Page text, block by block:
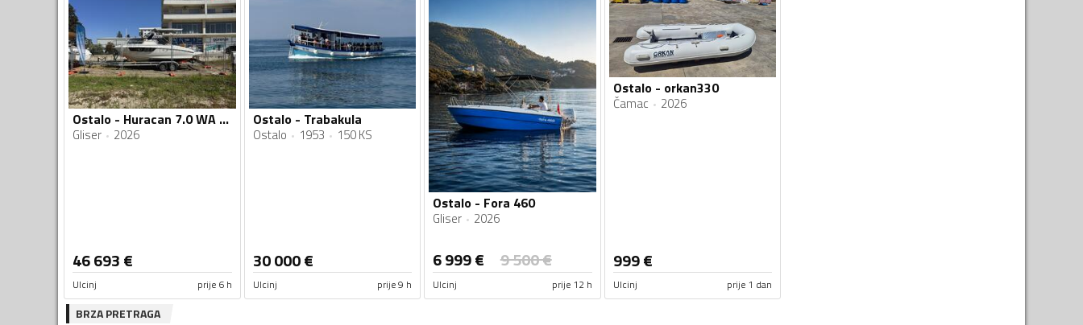
Ostalo - Huracan 7.0 WA Prua Al Vento Italy
Gliser 2026
46 693€
Ulcinj prije 6 h
Ostalo - Trabakula
Ostalo 1953 150 KS
30 000€
Ulcinj prije 9 h
Ostalo - Fora 460
Gliser 2026
6 999€ 9 500€
Ulcinj prije 12 h
Ostalo - orkan330
Čamac 2026
999€
Ulcinj prije 1 dan
BRZA PRETRAGA